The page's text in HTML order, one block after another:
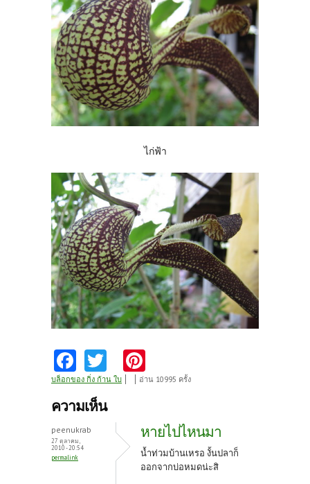
ไก่ฟ้า
Fa
ce
b
o
o
k
w
itt
er
nt
es
t
บล็อกของ กิ่ง ก้าน ใบ อ่าน 10995 ครั้ง
ความเห็น
peenukrab
27 ตุลาคม,
2010 - 20:54
permalink
หายไปไหนมา
น้ำท่วมบ้านเหรอ งั้นปลาก็
ออกจากบ่อหมดน่ะสิ